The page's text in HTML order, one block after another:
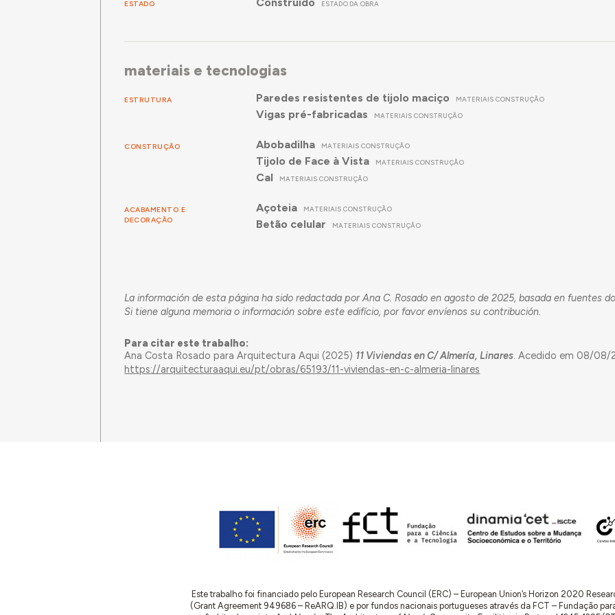
ESTADO ESTADO DA OBRA
materiais e tecnologias
ESTRUTURA Paredes resistentes de tijolo maciço MATERIAIS CONSTRUÇÃO
Vigas pré-fabricadas MATERIAIS CONSTRUÇÃO
CONSTRUÇÃO Abobadilha MATERIAIS CONSTRUÇÃO
Tijolo de Face à Vista MATERIAIS CONSTRUÇÃO
Cal MATERIAIS CONSTRUÇÃO
ACABAMENTO E
DECORAÇÃO
Açoteia MATERIAIS CONSTRUÇÃO
Betão celular MATERIAIS CONSTRUÇÃO
La información de esta página ha sido redactada por Ana C. Rosado en agosto de 2025, basada en fuentes
Si tiene alguna memoria o información sobre este edifício, por favor envíenos su contribución.
Para citar este trabalho:
Ana Costa Rosado para Arquitectura Aqui (2025) 11 Viviendas en C/ Almería, Linares. Acedido em 08/08/
https://arquitecturaaqui.eu/pt/obras/65193/11-viviendas-en-c-almeria-linares
Este trabalho foi financiado pelo European Research Council (ERC) – European Union’s Horizon 2020
(Grant Agreement 949686 – ReARQ.IB) e por fundos nacionais portugueses através da FCT – Fundação